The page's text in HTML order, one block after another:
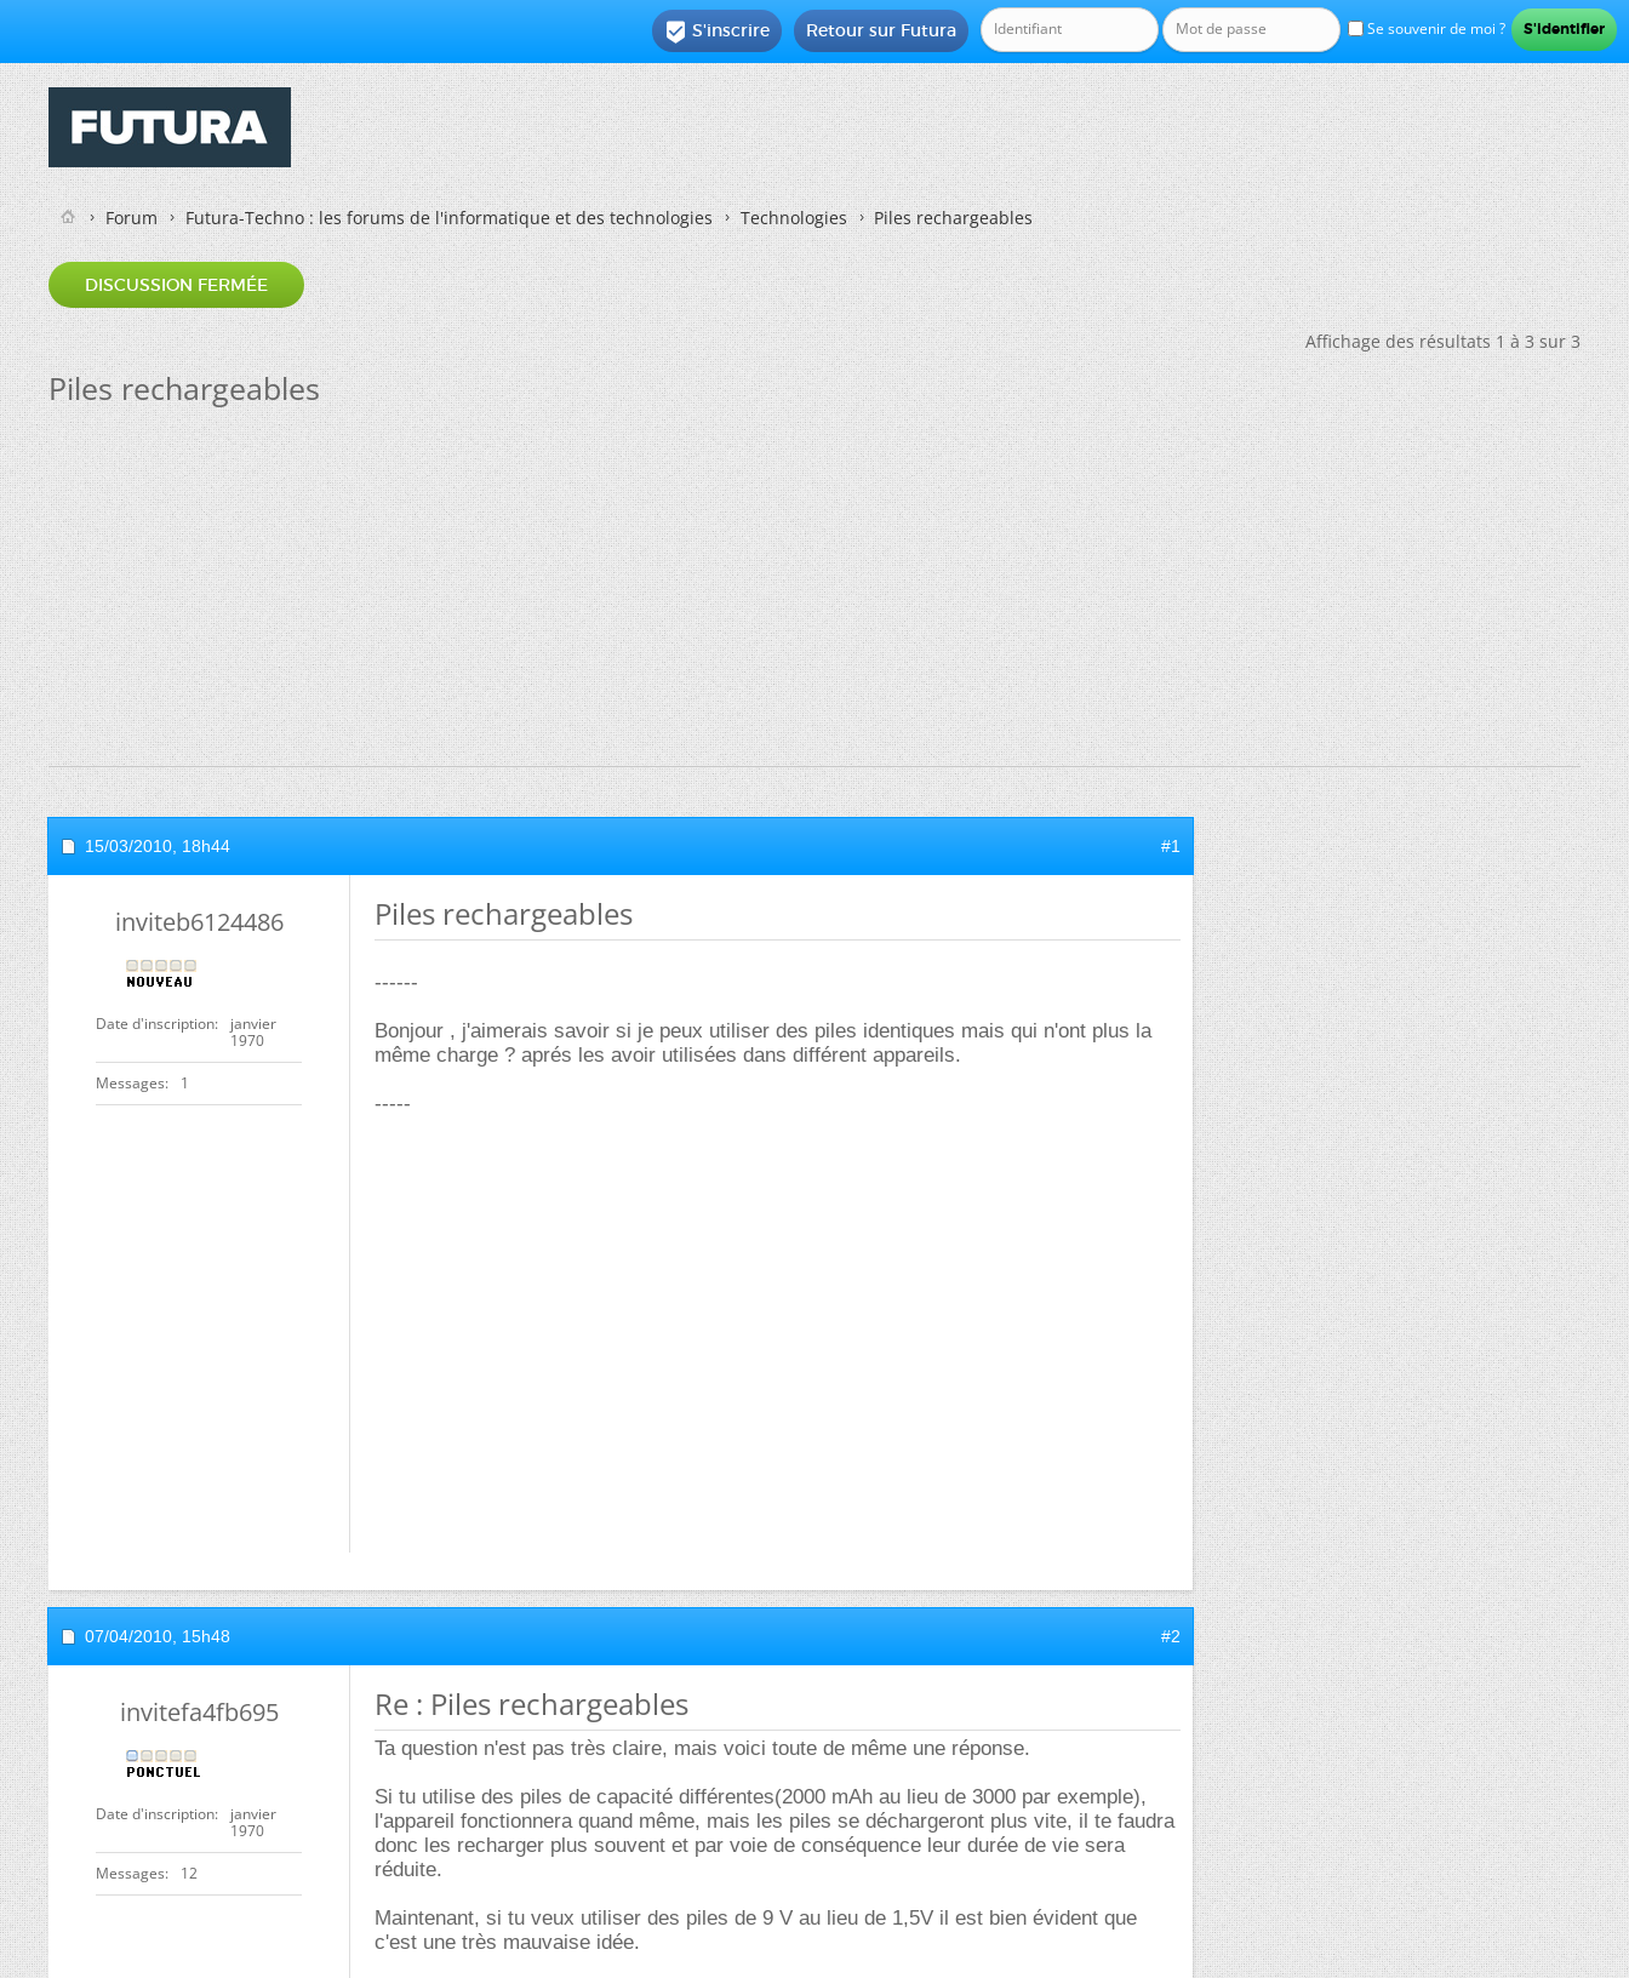
Se souvenir de moi ?
Retour sur Futura
 S'inscrire
Forum Futura-Techno : les forums de l'informatique et des technologies Technologies Piles rechargeables
DISCUSSION FERMÉE
Affichage des résultats 1 à 3 sur 3
Piles rechargeables
15/03/2010, 18h44 #1
inviteb6124486
Date d'inscription
janvier
1970
Messages 1
Piles rechargeables
------
Bonjour , j'aimerais savoir si je peux utiliser des piles identiques mais qui n'ont plus la
même charge ? aprés les avoir utilisées dans différent appareils.
-----
07/04/2010, 15h48 #2
invitefa4fb695
Date d'inscription
janvier
1970
Messages 12
Re : Piles rechargeables
Ta question n'est pas très claire, mais voici toute de même une réponse.
Si tu utilise des piles de capacité différentes(2000 mAh au lieu de 3000 par exemple),
l'appareil fonctionnera quand même, mais les piles se déchargeront plus vite, il te faudra
donc les recharger plus souvent et par voie de conséquence leur durée de vie sera
réduite.
Maintenant, si tu veux utiliser des piles de 9 V au lieu de 1,5V il est bien évident que
c'est une très mauvaise idée.